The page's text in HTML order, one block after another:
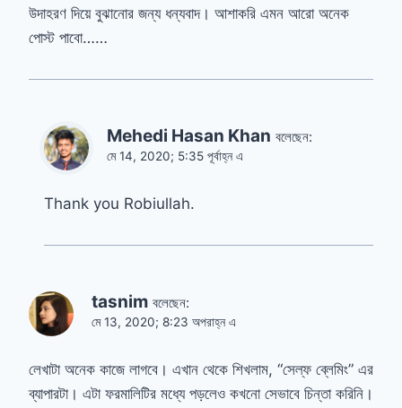
উদাহরণ দিয়ে বুঝানোর জন্য ধন্যবাদ। আশাকরি এমন আরো অনেক
পোস্ট পাবো……
Mehedi Hasan Khan বলেছেন:
মে 14, 2020; 5:35 পূর্বাহ্ন এ
Thank you Robiullah.
tasnim বলেছেন:
মে 13, 2020; 8:23 অপরাহ্ন এ
লেখাটা অনেক কাজে লাগবে। এখান থেকে শিখলাম, “সেল্ফ ব্লেমিং” এর
ব্যাপারটা। এটা ফরমালিটির মধ্যে পড়লেও কখনো সেভাবে চিন্তা করিনি।